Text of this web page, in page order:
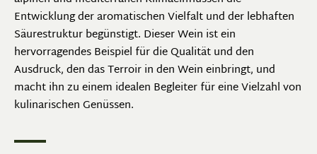
Entwicklung der aromatischen Vielfalt und der lebhaften
Säurestruktur begünstigt. Dieser Wein ist ein
hervorragendes Beispiel für die Qualität und den
Ausdruck, den das Terroir in den Wein einbringt, und
macht ihn zu einem idealen Begleiter für eine Vielzahl von
kulinarischen Genüssen.